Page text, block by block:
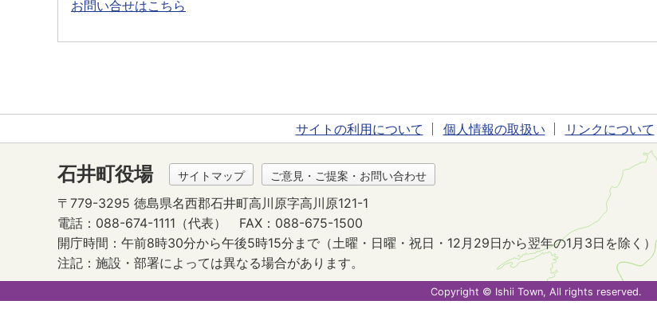
お問い合せはこちら
サイトの利用について 個人情報の取扱い リンクについて
石井町役場 サイトマップ ご意見・ご提案・お問い合わせ
〒779-3295 徳島県名西郡石井町高川原字高川原121-1
電話：088-674-1111（代表）
FAX：088-675-1500
開庁時間：午前8時30分から午後5時15分まで （土曜・日曜・祝日・12月29日から翌年の1月3日を除く）
注記：施設・部署によっては異なる場合があります。
Copyright © Ishii Town, All rights reserved.